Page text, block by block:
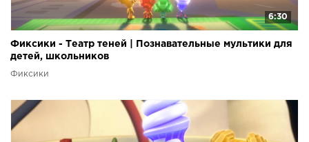
6:30
Фиксики - Театр теней | Познавательные мультики для
детей, школьников
Фиксики